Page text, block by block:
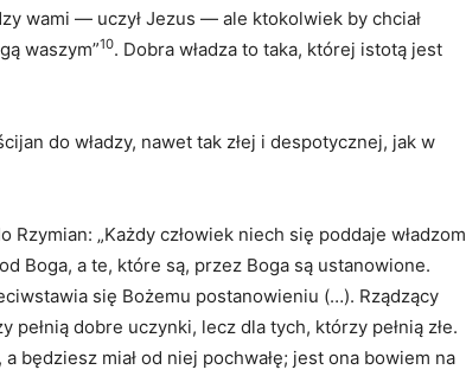
wami — uczył Jezus — ale ktokolwiek by chciał
waszym”10. Dobra władza to taka, której istotą jest
do władzy, nawet tak złej i despotycznej, jak w
Rzymian: „Każdy człowiek niech się poddaje władzom
Boga, a te, które są, przez Boga są ustanowione.
się Bożemu postanowieniu (…). Rządzący
dobre uczynki, lecz dla tych, którzy pełnią złe.
będziesz miał od niej pochwałę; jest ona bowiem na